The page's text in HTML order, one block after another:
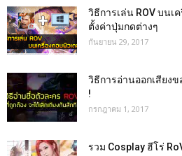
วิธีการเล่น ROV บนเ
ตั้งค่าปุ่มกดต่างๆ
กันยายน 29, 2017
วิธีการอ่านออกเสียงข
!
กรกฎาคม 1, 2017
รวม Cosplay ฮีโร่